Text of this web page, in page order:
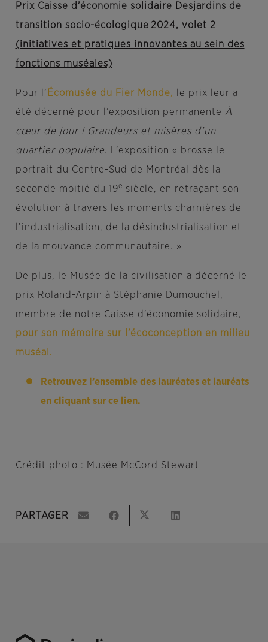
Prix Caisse d’économie solidaire Desjardins de
transition socio-écologique 2024, volet 2
(initiatives et pratiques innovantes au sein des
fonctions muséales)
Pour l’ Écomusée du Fier Monde, le prix leur a
été décerné pour l’exposition permanente À
cœur de jour ! Grandeurs et misères d’un
quartier populaire. L’exposition « brosse le
portrait du Centre-Sud de Montréal dès la
seconde moitié du 19e siècle, en retraçant son
évolution à travers les moments charnières de
l’industrialisation, de la désindustrialisation et
de la mouvance communautaire. »
De plus, le Musée de la civilisation a décerné le
prix Roland-Arpin à Stéphanie Dumouchel,
membre de notre Caisse d’économie solidaire,
pour son mémoire sur l’écoconception en milieu
muséal.
Retrouvez l’ensemble des lauréates et lauréats
en cliquant sur ce lien.
Crédit photo : Musée McCord Stewart
PARTAGER